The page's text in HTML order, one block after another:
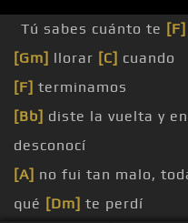
Tú sabes cuánto te [F]
[Gm] llorar [C] cuando
[F] terminamos
[Bb] diste la vuelta y
desconocí
[A] no fui tan malo,
qué [Dm] te perdí